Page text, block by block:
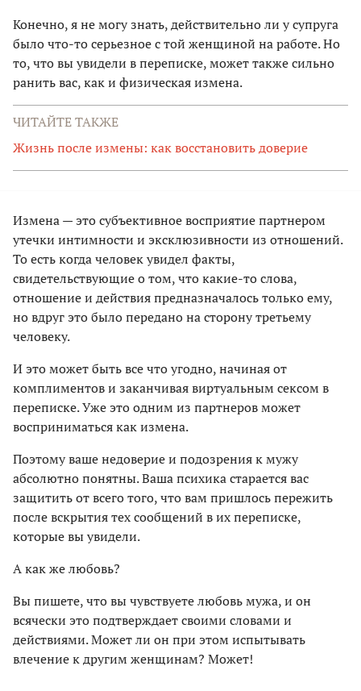
Конечно, я не могу знать, действительно ли у супруга
было что-то серьезное с той женщиной на работе. Но
то, что вы увидели в переписке, может также сильно
ранить вас, как и физическая измена.
ЧИТАЙТЕ ТАКЖЕ
Жизнь после измены: как восстановить доверие
Измена — это субъективное восприятие партнером
утечки интимности и эксклюзивности из отношений.
То есть когда человек увидел факты,
свидетельствующие о том, что какие-то слова,
отношение и действия предназначалось только ему,
но вдруг это было передано на сторону третьему
человеку.
И это может быть все что угодно, начиная от
комплиментов и заканчивая виртуальным сексом в
переписке. Уже это одним из партнеров может
восприниматься как измена.
Поэтому ваше недоверие и подозрения к мужу
абсолютно понятны. Ваша психика старается вас
защитить от всего того, что вам пришлось пережить
после вскрытия тех сообщений в их переписке,
которые вы увидели.
А как же любовь?
Вы пишете, что вы чувствуете любовь мужа, и он
всячески это подтверждает своими словами и
действиями. Может ли он при этом испытывать
влечение к другим женщинам? Может!